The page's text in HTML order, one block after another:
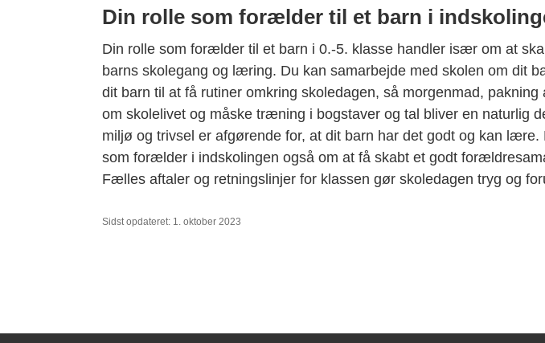
Din rolle som forælder til et barn i
Din rolle som forælder til et barn i 0.-5. klasse handler især om at
barns skolegang og læring. Du kan samarbejde med skolen om dit
dit barn til at få rutiner omkring skoledagen, så morgenmad, pakning
om skolelivet og måske træning i bogstaver og tal bliver en naturlig
miljø og trivsel er afgørende for, at dit barn har det godt og kan lære.
som forælder i indskolingen også om at få skabt et godt
Fælles aftaler og retningslinjer for klassen gør skoledagen tryg og
Sidst opdateret: 1. oktober 2023